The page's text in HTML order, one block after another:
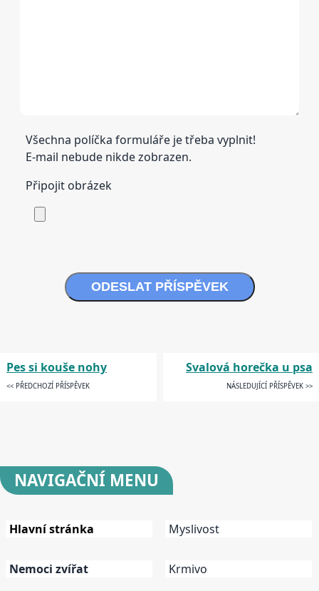
Všechna políčka formuláře je třeba vyplnit!
E-mail nebude nikde zobrazen.
Připojit obrázek
ODESLAT PŘÍSPĚVEK
Pes si kouše nohy
<< PŘEDCHOZÍ PŘÍSPĚVEK
Svalová horečka u psa
NÁSLEDUJÍCÍ PŘÍSPĚVEK >>
NAVIGAČNÍ MENU
Hlavní stránka
Nemoci zvířat
Myslivost
Krmivo